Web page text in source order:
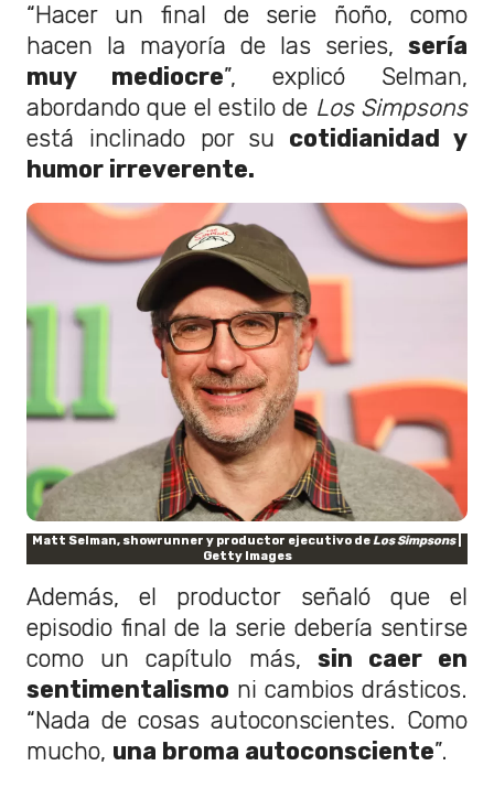
“Hacer un final de serie ñoño, como
hacen la mayoría de las series, sería
muy mediocre”, explicó Selman,
abordando que el estilo de Los Simpsons
está inclinado por su cotidianidad y
humor irreverente.
Matt Selman, showrunner y productor ejecutivo deLos Simpsons|
Getty Images
Además, el productor señaló que el
episodio final de la serie debería sentirse
como un capítulo más, sin caer en
sentimentalismo ni cambios drásticos.
“Nada de cosas autoconscientes. Como
mucho, una broma autoconsciente”.